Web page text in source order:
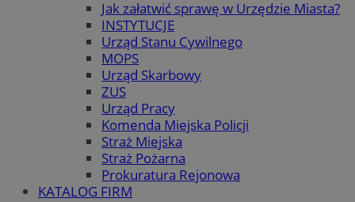
Jak załatwić sprawę w Urzędzie Miasta?
INSTYTUCJE
Urząd Stanu Cywilnego
MOPS
Urząd Skarbowy
ZUS
Urząd Pracy
Komenda Miejska Policji
Straż Miejska
Straż Pożarna
Prokuratura Rejonowa
KATALOG FIRM